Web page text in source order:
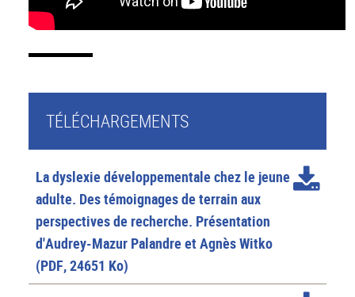
TÉLÉCHARGEMENTS
La dyslexie développementale chez le jeune
adulte. Des témoignages de terrain aux
perspectives de recherche. Présentation
d'Audrey-Mazur Palandre et Agnès Witko
(PDF, 24651 Ko)